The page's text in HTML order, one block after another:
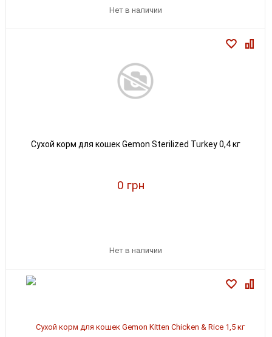
Нет в наличии
Сухой корм для кошек Gemon Sterilized Turkey 0,4 кг
0 грн
Нет в наличии